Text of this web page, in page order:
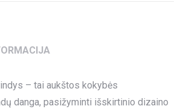
– tai aukštos kokybės
danga, pasižyminti išskirtinio dizaino